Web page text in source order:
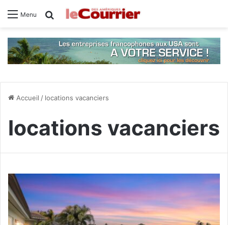
Menu Rechercher
Accueil / locations vacanciers
locations vacanciers